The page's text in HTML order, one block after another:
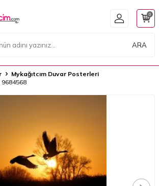
ARA
0
Mykağıtcım Duvar Posterleri